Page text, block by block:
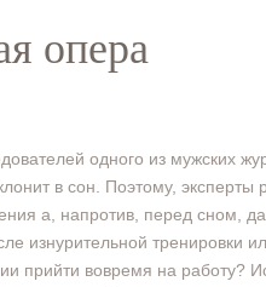
опера
одного из мужских
в сон. Поэтому,
а, напротив, перед сном,
изнурительной тренировки
прийти вовремя на работу?